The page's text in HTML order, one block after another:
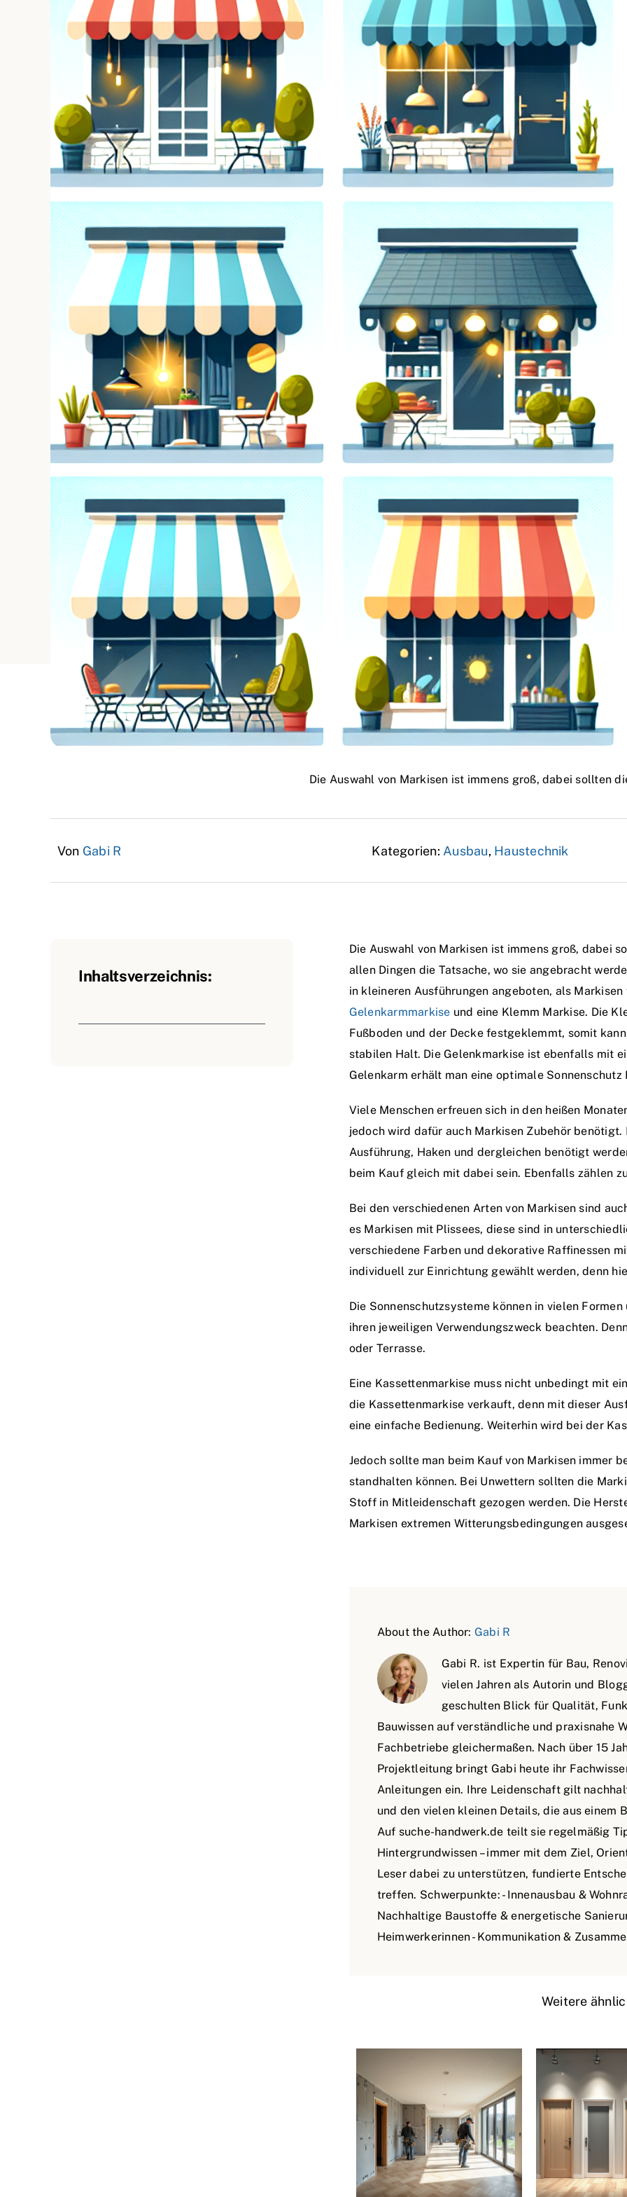
Die Auswahl von Markisen ist immens groß, dabei sollten
Von Gabi R Kategorien: Ausbau, Haustechnik
Inhaltsverzeichnis:
Die Auswahl von Markisen ist immens groß, dabei
allen Dingen die Tatsache, wo sie angebracht
in kleineren Ausführungen angeboten, als
Gelenkarmmarkise und eine Klemm Markise. Die
Fußboden und der Decke festgeklemmt, somit
stabilen Halt. Die Gelenkmarkise ist ebenfalls mit
Gelenkarm erhält man eine optimale Sonnenschutz
Viele Menschen erfreuen sich in den heißen
jedoch wird dafür auch Markisen Zubehör
Ausführung, Haken und dergleichen benötigt
beim Kauf gleich mit dabei sein. Ebenfalls zählen
Bei den verschiedenen Arten von Markisen sind
es Markisen mit Plissees, diese sind in
verschiedene Farben und dekorative Raffinessen
individuell zur Einrichtung gewählt werden, denn
Die Sonnenschutzsysteme können in vielen
ihren jeweiligen Verwendungszweck beachten.
oder Terrasse.
Eine Kassettenmarkise muss nicht unbedingt mit
die Kassettenmarkise verkauft, denn mit dieser
eine einfache Bedienung. Weiterhin wird bei der
Jedoch sollte man beim Kauf von Markisen immer
standhalten können. Bei Unwettern sollten die
Stoff in Mitleidenschaft gezogen werden. Die
Markisen extremen Witterungsbedingungen
About the Author: Gabi R
Gabi R. ist Expertin für Bau,
vielen Jahren als Autorin und
geschulten Blick für Qualität,
Bauwissen auf verständliche und praxisnahe
Fachbetriebe gleichermaßen. Nach über 15
Projektleitung bringt Gabi heute ihr
Anleitungen ein. Ihre Leidenschaft gilt
und den vielen kleinen Details, die aus einem
Auf suche-handwerk.de teilt sie regelmäßig
Hintergrundwissen – immer mit dem Ziel,
Leser dabei zu unterstützen, fundierte
treffen. Schwerpunkte: - Innenausbau &
Nachhaltige Baustoffe & energetische
Heimwerkerinnen - Kommunikation &
Weitere